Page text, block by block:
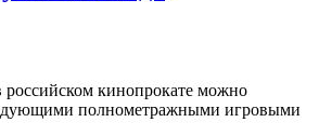
российском кинопрокате можно
полнометражными игровыми